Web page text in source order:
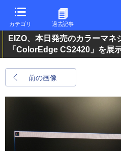
カテゴリ 過去記事
EIZO、本日発売のカラーマネ
「ColorEdge CS2420」を展
前の画像